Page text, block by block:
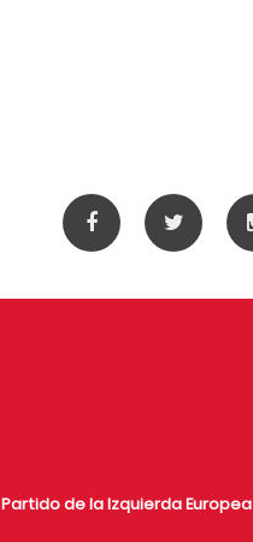
Partido de la Izquierda Europea